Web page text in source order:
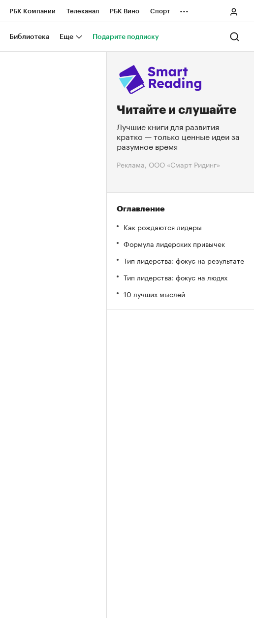
РБК Компании Телеканал РБК Вино Спорт
Национальные проекты Город
Финансы
...
Библиотека Еще Подарите подписку
Читайте и слушайте
Лучшие книги для развития
кратко — только ценные идеи за
разумное время
Реклама, ООО «Смарт Ридинг»
Оглавление
Как рождаются лидеры
Формула лидерских привычек
Тип лидерства: фокус на результате
Тип лидерства: фокус на людях
10 лучших мыслей